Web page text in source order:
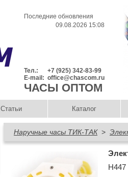
Последние обновления
09.08.2026 15:08
Тел.:
+7 (925) 342-83-99
E-mail: office@chascom.ru
ЧАСЫ ОПТОМ
Статьи Каталог
Наручные часы ТИК-ТАК>